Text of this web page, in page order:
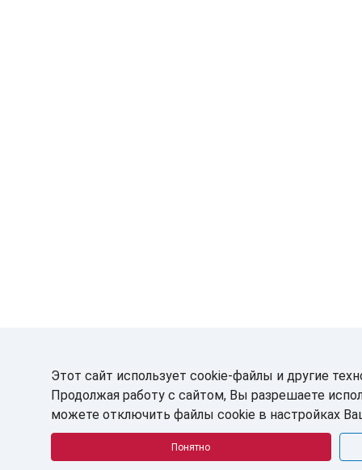
Этот сайт использует cookie-файлы и другие
Продолжая работу с сайтом, Вы разрешаете
можете отключить файлы cookie в настройках
Понятно